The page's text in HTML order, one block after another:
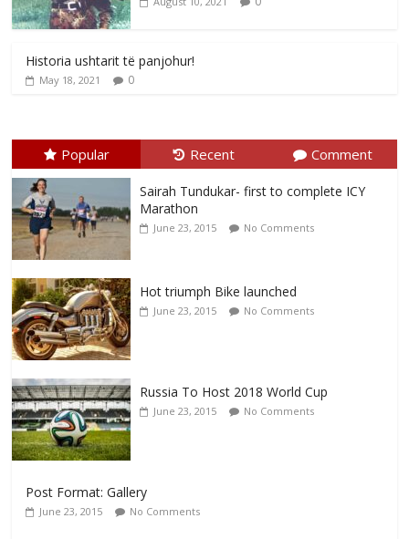
Historia ushtarit të panjohur!
May 18, 2021 0
Popular Recent Comment
Sairah Tundukar- first to complete ICY
Marathon
June 23, 2015 No Comments
Hot triumph Bike launched
June 23, 2015 No Comments
Russia To Host 2018 World Cup
June 23, 2015 No Comments
Post Format: Gallery
June 23, 2015 No Comments